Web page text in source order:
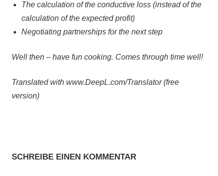
The calculation of the conductive loss (instead of the
calculation of the expected profit)
Negotiating partnerships for the next step
Well then – have fun cooking. Comes through time well!
Translated with www.DeepL.com/Translator (free
version)
SCHREIBE EINEN KOMMENTAR